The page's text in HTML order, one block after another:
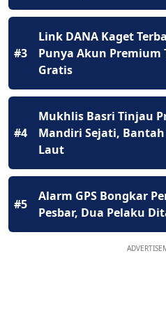
#3
Link DANA Kaget
Punya Akun Premium
Gratis
#4
Mukhlis Basri Tinjau
Mandiri Sejati,
Laut
#5
Alarm GPS Bongkar
Pesbar, Dua Pelaku